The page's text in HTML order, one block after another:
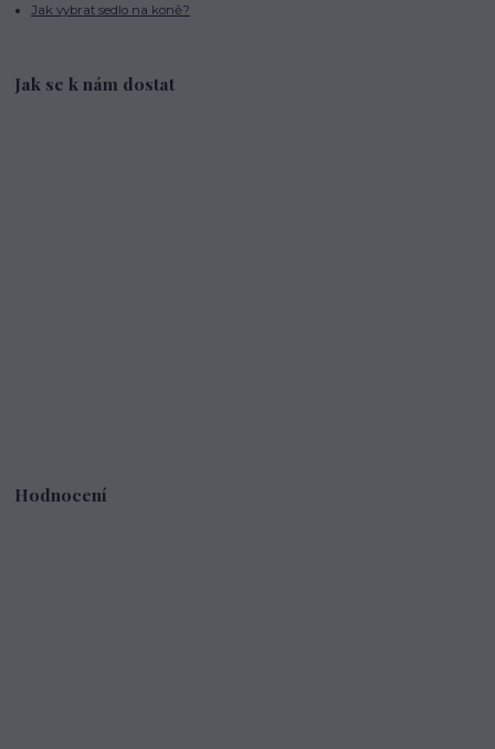
Jak vybrat sedlo na koně?
Jak se k nám dostat
Hodnocení